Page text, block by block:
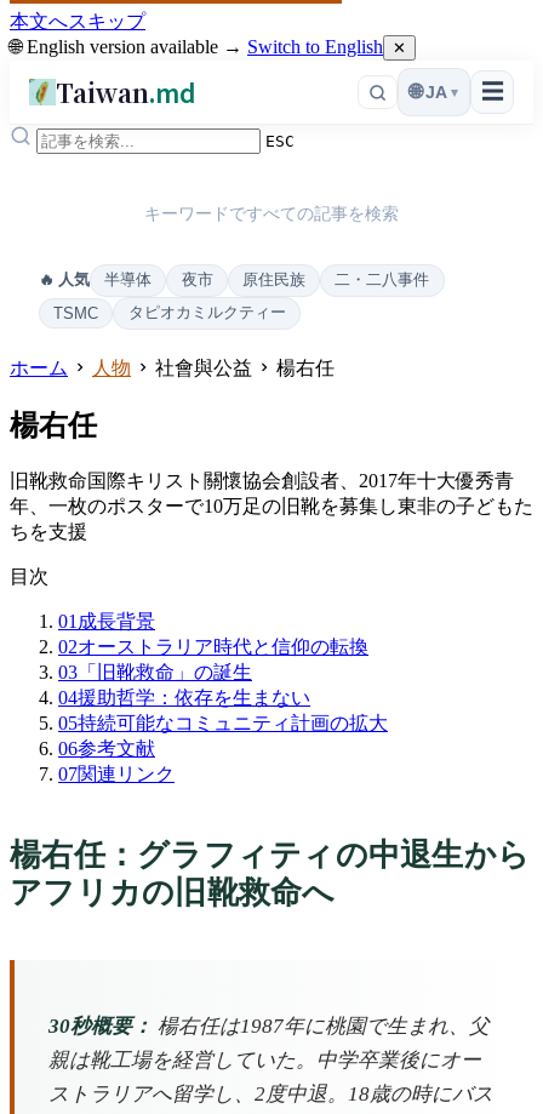
本文へスキップ
🌐 English version available → Switch to English ✕
Taiwan.md ☰
🌐 JA ▾
ESC
キーワードですべての記事を検索
🔥 人気 半導体 夜市 原住民族
二・二八事件
TSMC
タピオカミルクティー
ホーム 人物 社會與公益 楊右任
楊右任
旧靴救命国際キリスト關懷協会創設者、2017年十大優秀青
年、一枚のポスターで10万足の旧靴を募集し東非の子どもた
ちを支援
目次
01 成長背景
02オーストラリア時代と信仰の転換
03 「旧靴救命」の誕生
04援助哲学：依存を生まない
05持続可能なコミュニティ計画の拡大
06参考文献
07関連リンク
楊右任：グラフィティの中退生から
アフリカの旧靴救命へ
30秒概要： 楊右任は1987年に桃園で生まれ、父
親は靴工場を経営していた。中学卒業後にオー
ストラリアへ留学し、2度中退。18歳の時にバス